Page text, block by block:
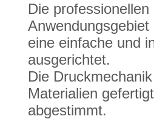
Die
eine einfache und
ausgerichtet.
Die
Materialien
abgestimmt.